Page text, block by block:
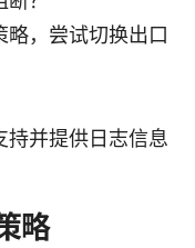
，尝试切换出口
持并提供日志信息
略